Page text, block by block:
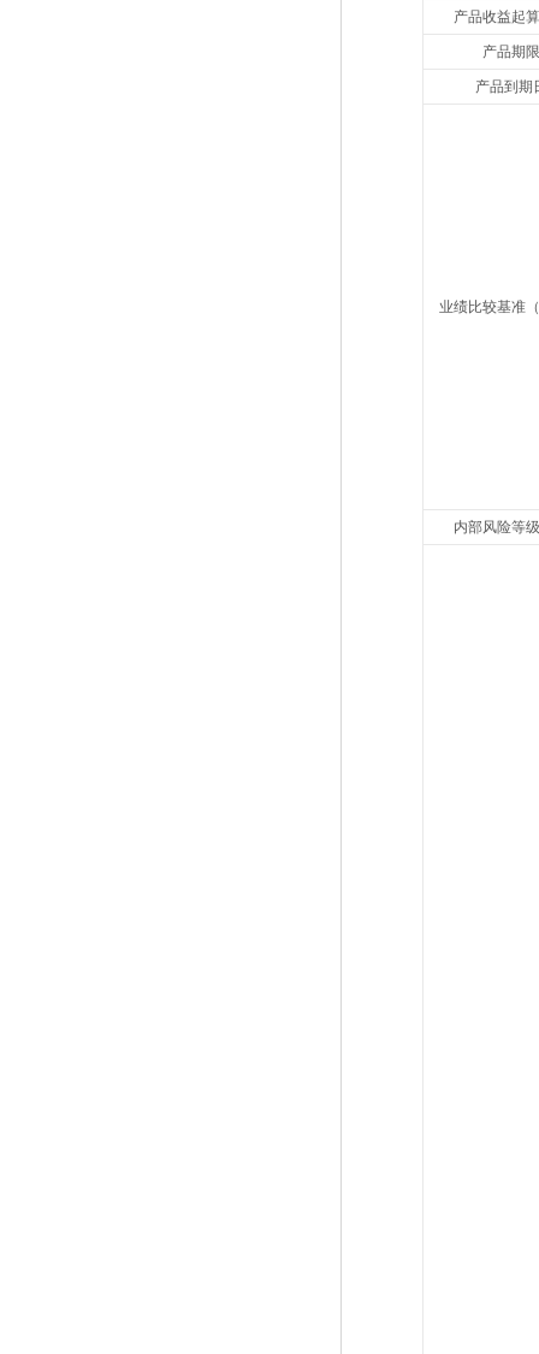
产品收益起
产品期限
产品到期
业绩比较基准
内部风险等